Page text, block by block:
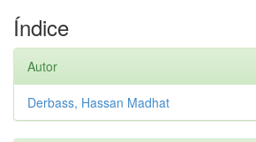
Índice
Autor
Derbass, Hassan Madhat